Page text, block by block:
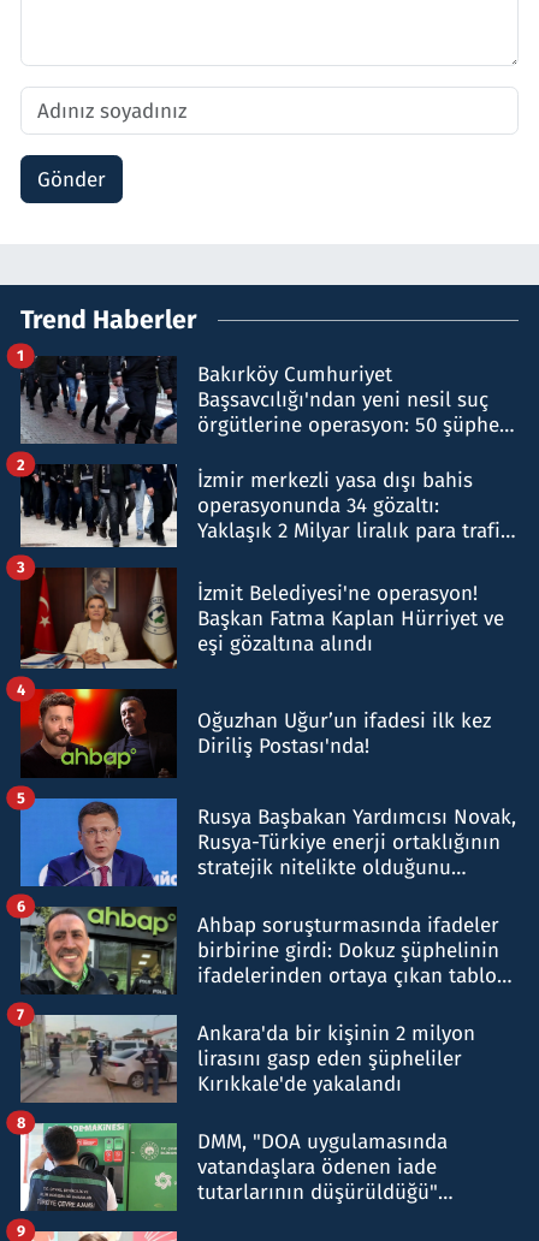
Gönder
Trend Haberler
Bakırköy Cumhuriyet
Başsavcılığı'ndan yeni nesil suç
örgütlerine operasyon: 50 şüpheli
1
İzmir merkezli yasa dışı bahis
operasyonunda 34 gözaltı:
Yaklaşık 2 Milyar liralık para trafiği
2
İzmit Belediyesi'ne operasyon!
Başkan Fatma Kaplan Hürriyet ve
eşi gözaltına alındı
3
Oğuzhan Uğur’un ifadesi ilk kez
Diriliş Postası'nda!
4
Rusya Başbakan Yardımcısı Novak,
Rusya-Türkiye enerji ortaklığının
stratejik nitelikte olduğunu
5
Ahbap soruşturmasında ifadeler
birbirine girdi: Dokuz şüphelinin
ifadelerinden ortaya çıkan tablo
6
Ankara'da bir kişinin 2 milyon
lirasını gasp eden şüpheliler
Kırıkkale'de yakalandı
7
DMM, "DOA uygulamasında
vatandaşlara ödenen iade
tutarlarının düşürüldüğü"
8
9